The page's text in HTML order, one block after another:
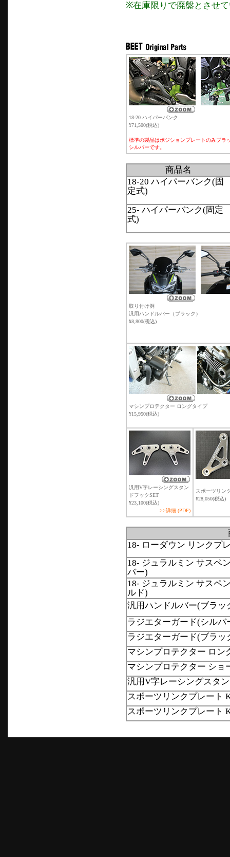
※在庫限りで廃盤とさせ
18-20 ハイパーバンク
¥71,500(税込)
標準の製品はポジションプレートのみブラ
シルバーです。
商品名
18-20 ハイパーバンク(固
定式)
25- ハイパーバンク(固定
式)
取り付け例
汎用ハンドルバー（ブラック）
¥8,800(税込)
マシンプロテクター ロングタイプ
¥15,950(税込)
汎用V字レーシングスタン
ドフックSET
¥23,100(税込)
>>詳細 (PDF)
スポーツリン
¥28,050(税込)
18- ローダウン リンクプ
18- ジュラルミン サスペ
バー)
18- ジュラルミン サスペ
ルド)
汎用ハンドルバー(ブラッ
ラジエターガード(シルバ
ラジエターガード(ブラッ
マシンプロテクター ロン
マシンプロテクター ショ
汎用V字レーシングスタ
スポーツリンクプレート
スポーツリンクプレート